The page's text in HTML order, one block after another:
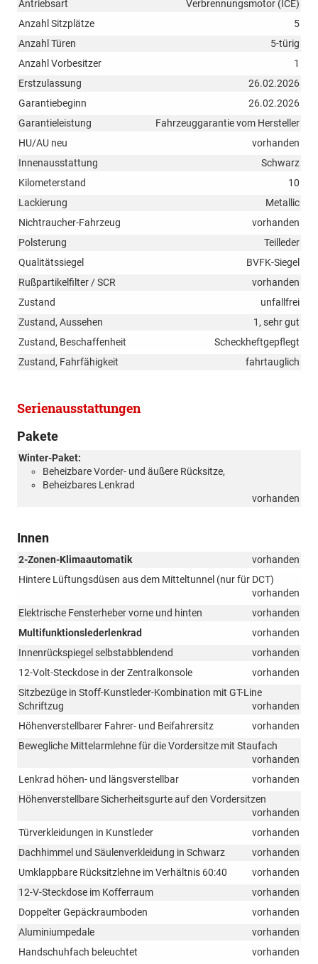
Antriebsart
Verbrennungsmotor (ICE)
Anzahl Sitzplätze
5
Anzahl Türen
5-türig
Anzahl Vorbesitzer
1
Erstzulassung
26.02.2026
Garantiebeginn
26.02.2026
Garantieleistung
Fahrzeuggarantie vom Hersteller
HU/AU neu
vorhanden
Innenausstattung
Schwarz
Kilometerstand
10
Lackierung
Metallic
Nichtraucher-Fahrzeug
vorhanden
Polsterung
Teilleder
Qualitätssiegel
BVFK-Siegel
Rußpartikelfilter / SCR
vorhanden
Zustand
unfallfrei
Zustand, Aussehen
1, sehr gut
Zustand, Beschaffenheit
Scheckheftgepflegt
Zustand, Fahrfähigkeit
fahrtauglich
Serienausstattungen
Pakete
Winter-Paket:
Beheizbare Vorder- und äußere Rücksitze,
Beheizbares Lenkrad
vorhanden
Innen
2-Zonen-Klimaautomatik
vorhanden
Hintere Lüftungsdüsen aus dem Mitteltunnel (nur für DCT)
vorhanden
Elektrische Fensterheber vorne und hinten
vorhanden
Multifunktionslederlenkrad
vorhanden
Innenrückspiegel selbstabblendend
vorhanden
12-Volt-Steckdose in der Zentralkonsole
vorhanden
Sitzbezüge in Stoff-Kunstleder-Kombination mit GT-Line
Schriftzug
vorhanden
Höhenverstellbarer Fahrer- und Beifahrersitz
vorhanden
Bewegliche Mittelarmlehne für die Vordersitze mit Staufach
vorhanden
Lenkrad höhen- und längsverstellbar
vorhanden
Höhenverstellbare Sicherheitsgurte auf den Vordersitzen
vorhanden
Türverkleidungen in Kunstleder
vorhanden
Dachhimmel und Säulenverkleidung in Schwarz
vorhanden
Umklappbare Rücksitzlehne im Verhältnis 60:40
vorhanden
12-V-Steckdose im Kofferraum
vorhanden
Doppelter Gepäckraumboden
vorhanden
Aluminiumpedale
vorhanden
Handschuhfach beleuchtet
vorhanden